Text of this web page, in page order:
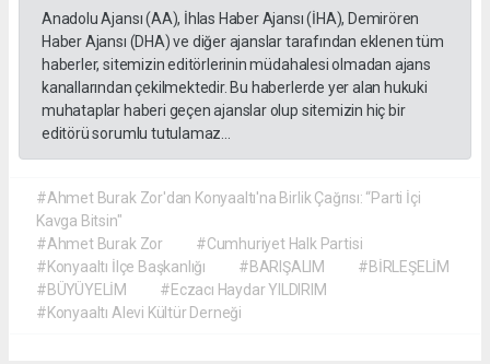
Anadolu Ajansı (AA), İhlas Haber Ajansı (İHA), Demirören
Haber Ajansı (DHA) ve diğer ajanslar tarafından eklenen tüm
haberler, sitemizin editörlerinin müdahalesi olmadan ajans
kanallarından çekilmektedir. Bu haberlerde yer alan hukuki
muhataplar haberi geçen ajanslar olup sitemizin hiç bir
editörü sorumlu tutulamaz...
#Ahmet Burak Zor'dan Konyaaltı'na Birlik Çağrısı: “Parti İçi
Kavga Bitsin"
#Ahmet Burak Zor
#Cumhuriyet Halk Partisi
#Konyaaltı İlçe Başkanlığı
#BARIŞALIM
#BİRLEŞELİM
#BÜYÜYELİM
#Eczacı Haydar YILDIRIM
#Konyaaltı Alevi Kültür Derneği